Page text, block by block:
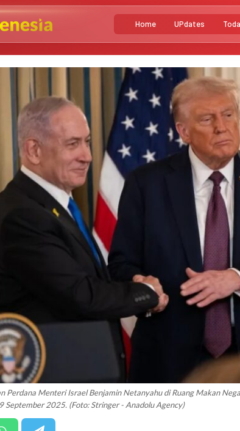
Home UPdates
Perdana Menteri Israel Benjamin Netanyahu di Ruang Makan
September 2025. (Foto: Stringer - Anadolu Agency)